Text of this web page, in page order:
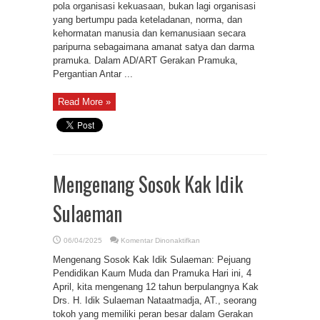
pola organisasi kekuasaan, bukan lagi organisasi
yang bertumpu pada keteladanan, norma, dan
kehormatan manusia dan kemanusiaan secara
paripurna sebagaimana amanat satya dan darma
pramuka. Dalam AD/ART Gerakan Pramuka,
Pergantian Antar ...
Read More »
Mengenang Sosok Kak Idik
Sulaeman
06/04/2025 Komentar Dinonaktifkan
Sosok
Kak
Idik
Sulaeman
Mengenang Sosok Kak Idik Sulaeman: Pejuang
Pendidikan Kaum Muda dan Pramuka Hari ini, 4
April, kita mengenang 12 tahun berpulangnya Kak
Drs. H. Idik Sulaeman Nataatmadja, AT., seorang
tokoh yang memiliki peran besar dalam Gerakan